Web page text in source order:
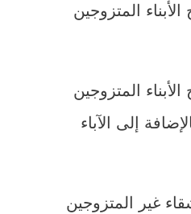
المتزوجين
المتزوجين
إلى الآباء
غير المتزوجين